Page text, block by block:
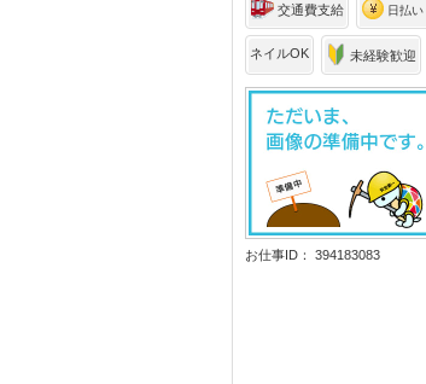
交通費支給 日払
ネイルOK 未経験歓迎
お仕事ID： 394183083